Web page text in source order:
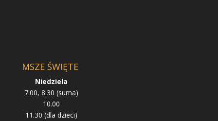
MSZE ŚWIĘTE
Niedziela
7.00, 8.30 (suma)
10.00
11.30 (dla dzieci)